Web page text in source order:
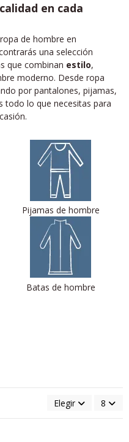
en cada
de hombre en
una selección
que combinan estilo,
moderno. Desde ropa
por pantalones, pijamas,
todo lo que necesitas para
Pijamas de hombre
Batas de hombre
Elegir 8